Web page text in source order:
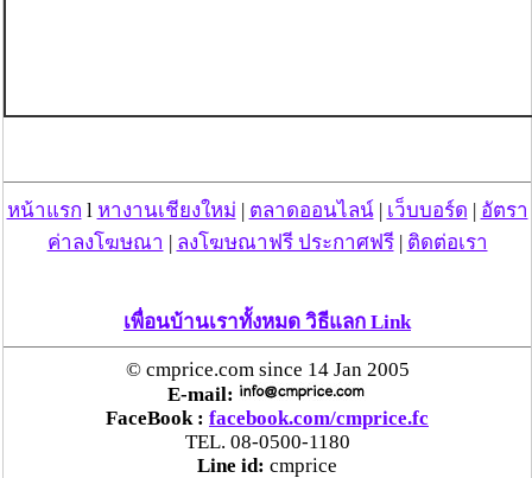
หน้าแรก l หางานเชียงใหม่ | ตลาดออนไลน์| เว็บบอร์ด | อัตรา
ค่าลงโฆษณา | ลงโฆษณาฟรี ประกาศฟรี| ติดต่อเรา
เพื่อนบ้านเราทั้งหมด วิธีแลก Link
© cmprice.com since 14 Jan 2005
E-mail:
FaceBook : facebook.com/cmprice.fc
TEL. 08-0500-1180
Line id: cmprice